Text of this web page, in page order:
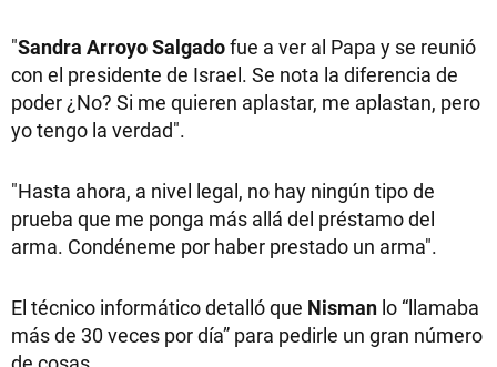
"Sandra Arroyo Salgadofue a ver al Papa y se reunió
con el presidente de Israel. Se nota la diferencia de
poder ¿No? Si me quieren aplastar, me aplastan, pero
yo tengo la verdad".
"Hasta ahora, a nivel legal, no hay ningún tipo de
prueba que me ponga más allá del préstamo del
arma. Condéneme por haber prestado un arma".
El técnico informático detalló que Nisman lo “llamaba
más de 30 veces por día” para pedirle un gran número